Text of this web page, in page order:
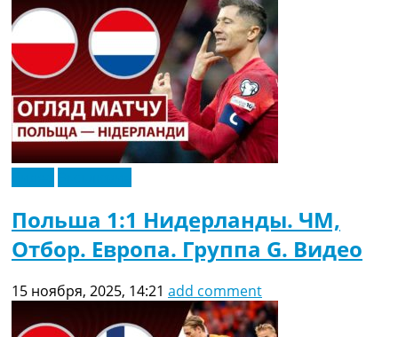
Польша 1:1 Нидерланды. ЧМ,
Отбор. Европа. Группа G. Видео
15 ноября, 2025, 14:21 add comment